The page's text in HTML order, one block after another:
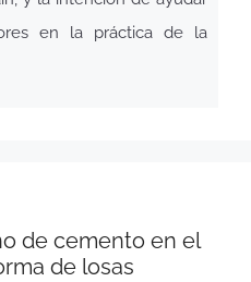
en la práctica de la
de cemento en el
de losas